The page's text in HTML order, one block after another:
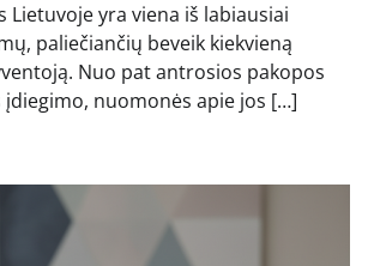
Lietuvoje yra viena iš labiausiai
paliečiančių beveik kiekvieną
Nuo pat antrosios pakopos
nuomonės apie jos […]